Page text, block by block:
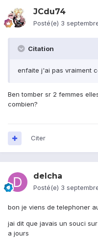
JCdu74
Posté(e) 3
Citation
enfaite j'ai pas vraiment
Ben tomber sr 2 femmes
combien?
Citer
delcha
Posté(e) 3
bon je viens de telephoner
jai dit que javais un souci
a jours